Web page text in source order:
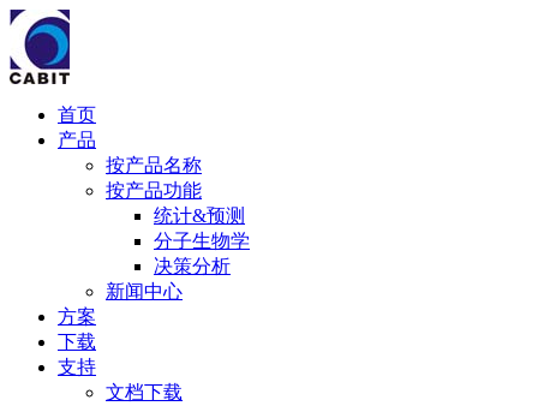
首页
产品
按产品名称
按产品功能
统计&预测
分子生物学
决策分析
新闻中心
方案
下载
支持
文档下载